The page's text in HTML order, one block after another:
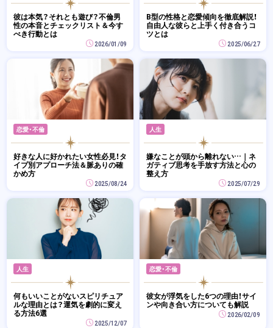
彼は本気？それとも遊び？不倫男
性の本音とチェックリスト＆今す
べき行動とは
2026/01/09
B型の性格と恋愛傾向を徹底解説！
自由人な彼らと上手く付き合うコ
ツとは
2025/06/27
恋愛・不倫
好きな人に好かれたい女性必見！タ
イプ別アプローチ法＆脈ありの確
かめ方
2025/08/24
人生
嫌なことが頭から離れない…｜ネ
ガティブ思考を手放す方法と心の
整え方
2025/07/29
人生
何もいいことがないスピリチュア
ルな理由とは？運気を劇的に変え
る方法6選
2025/12/07
恋愛・不倫
彼女が浮気をした6つの理由！サイ
ンや向き合い方についても解説
2026/02/09